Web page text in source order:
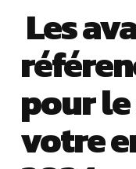
Les
pour
votre